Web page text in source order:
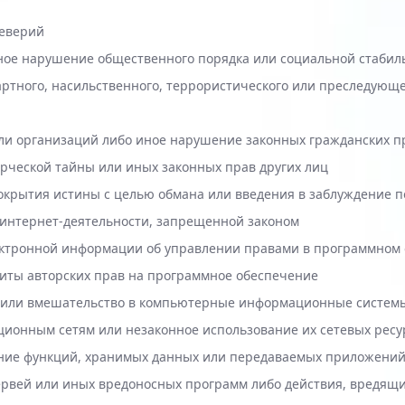
нарушение общественного порядка или социальной
насильственного, террористического или
организаций либо иное нарушение законных гражданских
тайны или иных законных прав других лиц
истины с целью обмана или введения в заблуждение
деятельности, запрещенной законом
информации об управлении правами в программном
авторских прав на программное обеспечение
вмешательство в компьютерные информационные
сетям или незаконное использование их сетевых
функций, хранимых данных или передаваемых
или иных вредоносных программ либо действия,